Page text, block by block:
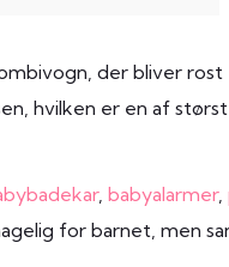
der bliver
hvilken er en af
, babyalarmer,
for barnet, men